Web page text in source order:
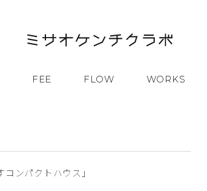
FEE FLOW WORKS
ンパクトハウス」